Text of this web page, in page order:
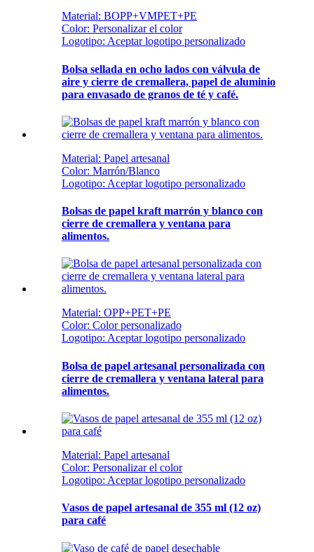
Material: BOPP+VMPET+PE
Color: Personalizar el color
Logotipo: Aceptar logotipo personalizado
Bolsa sellada en ocho lados con válvula de
aire y cierre de cremallera, papel de aluminio
para envasado de granos de té y café.
Material: Papel artesanal
Color: Marrón/Blanco
Logotipo: Aceptar logotipo personalizado
Bolsas de papel kraft marrón y blanco con
cierre de cremallera y ventana para
alimentos.
Material: OPP+PET+PE
Color: Color personalizado
Logotipo: Aceptar logotipo personalizado
Bolsa de papel artesanal personalizada con
cierre de cremallera y ventana lateral para
alimentos.
Material: Papel artesanal
Color: Personalizar el color
Logotipo: Aceptar logotipo personalizado
Vasos de papel artesanal de 355 ml (12 oz)
para café